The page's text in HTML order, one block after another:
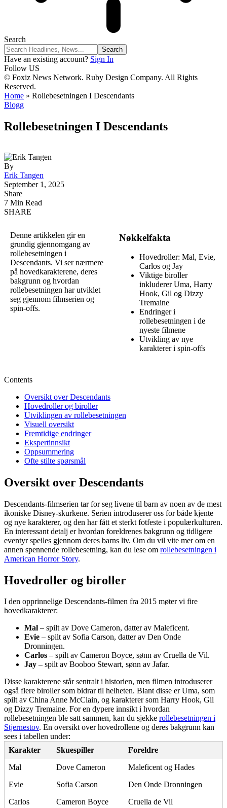
Search
Have an existing account? Sign In
Follow US
© Foxiz News Network. Ruby Design Company. All Rights
Reserved.
Home » Rollebesetningen I Descendants
Blogg
Rollebesetningen I Descendants
By
Erik Tangen
September 1, 2025
Share
7 Min Read
SHARE
Denne artikkelen gir en
grundig gjennomgang av
rollebesetningen i
Descendants. Vi ser nærmere
på hovedkarakterene, deres
bakgrunn og hvordan
rollebesetningen har utviklet
seg gjennom filmserien og
spin-offs.
Nøkkelfakta
Hovedroller: Mal, Evie,
Carlos og Jay
Viktige biroller
inkluderer Uma, Harry
Hook, Gil og Dizzy
Tremaine
Endringer i
rollebesetningen i de
nyeste filmene
Utvikling av nye
karakterer i spin-offs
Contents
Oversikt over Descendants
Hovedroller og biroller
Utviklingen av rollebesetningen
Visuell oversikt
Fremtidige endringer
Ekspertinnsikt
Oppsummering
Ofte stilte spørsmål
Oversikt over Descendants
Descendants-filmserien tar for seg livene til barn av noen av de mest
ikoniske Disney-skurkene. Serien introduserer oss for både kjente
og nye karakterer, og den har fått et sterkt fotfeste i populærkulturen.
En interessant detalj er hvordan foreldrenes bakgrunn og tidligere
eventyr speiles gjennom deres barns liv. Om du vil vite mer om en
annen spennende rollebesetning, kan du lese om rollebesetningen i
American Horror Story.
Hovedroller og biroller
I den opprinnelige Descendants-filmen fra 2015 møter vi fire
hovedkarakterer:
Mal – spilt av Dove Cameron, datter av Maleficent.
Evie – spilt av Sofia Carson, datter av Den Onde
Dronningen.
Carlos – spilt av Cameron Boyce, sønn av Cruella de Vil.
Jay – spilt av Booboo Stewart, sønn av Jafar.
Disse karakterene står sentralt i historien, men filmen introduserer
også flere biroller som bidrar til helheten. Blant disse er Uma, som
spilt av China Anne McClain, og karakterer som Harry Hook, Gil
og Dizzy Tremaine. For en dypere innsikt i hvordan
rollebesetningen ble satt sammen, kan du sjekke rollebesetningen i
Stjernestov. En oversikt over hovedrollene og deres bakgrunn kan
sees i tabellen under:
Karakter
Skuespiller
Foreldre
Mal
Dove Cameron
Maleficent og Hades
Evie
Sofia Carson
Den Onde Dronningen
Carlos
Cameron Boyce Cruella de Vil